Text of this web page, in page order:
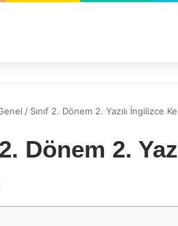
/ Sınıf 2. Dönem 2. Yazılı İngilizce
2. Dönem 2.